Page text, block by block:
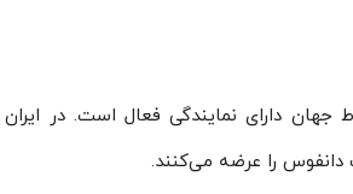
دارای نمایندگی فعال است. در ایران
را عرضه می‌کنند.